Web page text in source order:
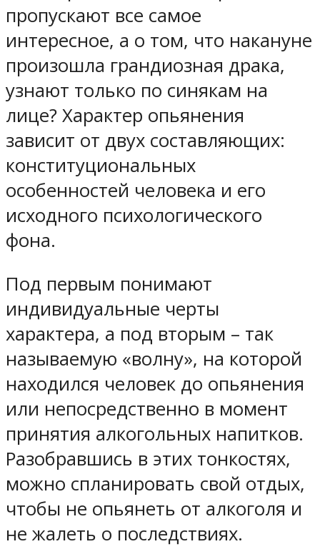
пропускают все самое
интересное, а о том, что накануне
произошла грандиозная драка,
узнают только по синякам на
лице? Характер опьянения
зависит от двух составляющих:
конституциональных
особенностей человека и его
исходного психологического
фона.
Под первым понимают
индивидуальные черты
характера, а под вторым – так
называемую «волну», на которой
находился человек до опьянения
или непосредственно в момент
принятия алкогольных напитков.
Разобравшись в этих тонкостях,
можно спланировать свой отдых,
чтобы не опьянеть от алкоголя и
не жалеть о последствиях.